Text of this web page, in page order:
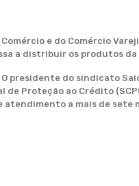
e do Comércio
a distribuir os produtos da
presidente do sindicato
Proteção ao Crédito
a mais de